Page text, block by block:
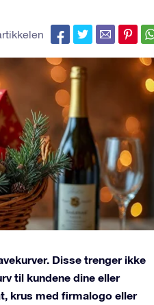
Disse trenger ikke
til kundene dine eller
krus med firmalogo eller